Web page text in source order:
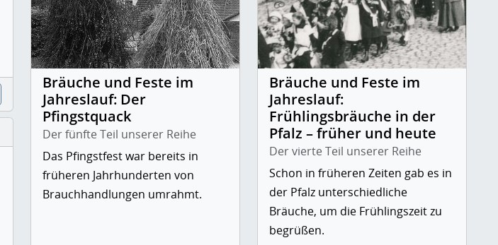
Bräuche und Feste im
Jahreslauf: Der
Pfingstquack
Der fünfte Teil unserer Reihe
Das Pfingstfest war bereits in
früheren Jahrhunderten von
Brauchhandlungen umrahmt.
Bräuche und Feste im
Jahreslauf:
Frühlingsbräuche in der
Pfalz – früher und heute
Der vierte Teil unserer Reihe
Schon in früheren Zeiten gab es in
der Pfalz unterschiedliche
Bräuche, um die Frühlingszeit zu
begrüßen.